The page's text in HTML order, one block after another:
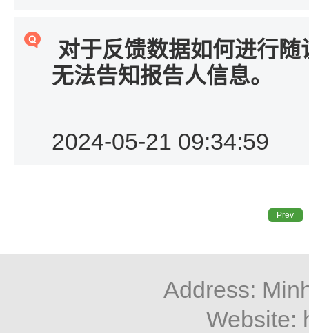
对于反馈数据如何进行随
无法告知报告人信息。
2024-05-21 09:34:59
Prev
Address:
Website: